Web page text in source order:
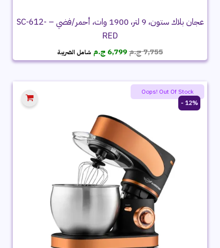
عجان بلاك ستون، 9 لتر، 1900 وات، أحمر/فضي – SC-612-
RED
7,755ج.مالسعر
الأصلي
7,755 ج.م.
6,799 ج.م السعر
الحالي
6,799 ج.م.
شامل الضريبة
12% -
Oops! Out Of Stock